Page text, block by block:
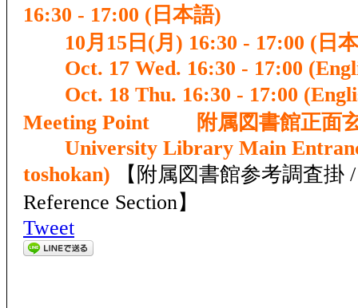
16:30 - 17:00 (日本語)
10月15日(月) 16:30 - 17:00 (日
Oct. 17 Wed. 16:30 - 17:00
Oct. 18 Thu. 16:30 - 17:00
Meeting Point
附属図書館正面
University Library Main
toshokan) 【附属図書館参考調査掛
Reference Section】
Tweet